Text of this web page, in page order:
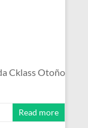
Cklass Otoño
Read more